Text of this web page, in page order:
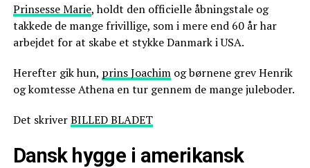
Prinsesse Marie, holdt den officielle åbningstale og
takkede de mange frivillige, som i mere end 60 år har
arbejdet for at skabe et stykke Danmark i USA.
Herefter gik hun, prins Joachimog børnene grev Henrik
og komtesse Athena en tur gennem de mange juleboder.
Det skriverBILLED BLADET
Dansk hygge i amerikansk